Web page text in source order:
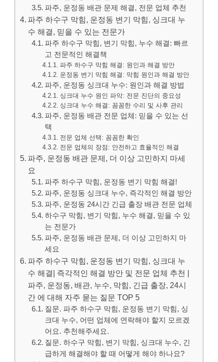
파주, 운정동 배관 문제 해결, 전문 업체 추천
파주 하수구 막힘, 운정동 변기 막힘, 싱크대 누
수 해결, 믿을 수 있는 전문가
파주 하수구 막힘, 변기 막힘, 누수 해결: 빠르
고 전문적인 해결책
파주 하수구 막힘 해결: 원인과 해결 방안
운정동 변기 막힘 해결: 막힘 원인과 해결 방안
파주, 운정동 싱크대 누수: 원인과 해결 방법
싱크대 누수 원인 파악: 전문 진단의 중요성
싱크대 누수 해결: 꼼꼼한 수리 및 사후 관리
파주, 운정동 배관 전문 업체: 믿을 수 있는 선
택
전문 업체 선택: 꼼꼼한 확인
전문 업체의 장점: 안전하고 효율적인 해결
파주, 운정동 배관 문제, 더 이상 고민하지 마세
요
파주 하수구 막힘, 운정동 변기 막힘 해결!
파주, 운정동 싱크대 누수, 즉각적인 해결 방안
파주, 운정동 24시간 긴급 출장 배관 전문 업체
하수구 막힘, 변기 막힘, 누수 해결, 믿을 수 있
는 전문가
파주, 운정동 배관 문제, 더 이상 고민하지 마
세요
파주 하수구 막힘, 운정동 변기 막힘, 싱크대 누
수 해결| 즉각적인 해결 방안 및 전문 업체 추천 |
파주, 운정동, 배관, 누수, 막힘, 긴급 출장, 24시
간 에 대해 자주 묻는 질문 TOP 5
질문. 파주 하수구 막힘, 운정동 변기 막힘, 싱
크대 누수, 어떤 업체에 연락해야 할지 모르겠
어요. 추천해주세요.
질문. 하수구 막힘, 변기 막힘, 싱크대 누수, 긴
급하게 해결해야 할 때 어떻게 해야 하나요?